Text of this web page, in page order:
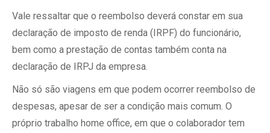
Vale ressaltar que o reembolso deverá constar em sua
declaração de imposto de renda (IRPF) do funcionário,
bem como a prestação de contas também conta na
declaração de IRPJ da empresa.
Não só são viagens em que podem ocorrer reembolso de
despesas, apesar de ser a condição mais comum. O
próprio trabalho home office, em que o colaborador tem